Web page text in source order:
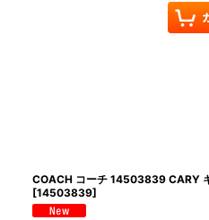
COACH コーチ 14503839 CARY
[14503839]